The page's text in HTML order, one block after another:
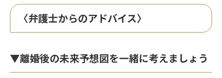
〈弁護士からのアドバイス〉
▼離婚後の未来予想図を一緒に考えましょう